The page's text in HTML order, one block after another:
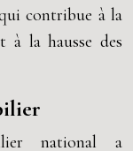
contribue à la
à la hausse des
national a